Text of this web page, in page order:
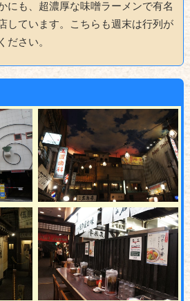
にも、超濃厚な味噌ラーメンで有名
しています。こちらも週末は行列が
ださい。